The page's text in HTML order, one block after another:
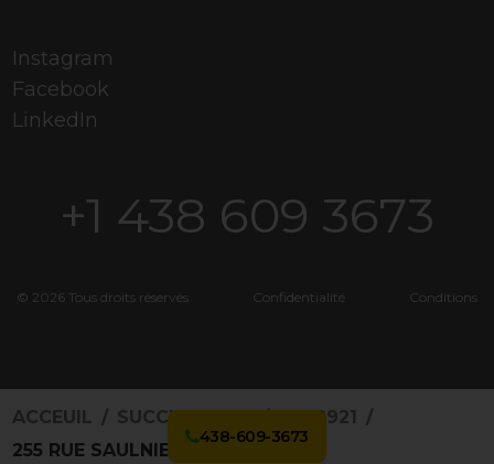
Instagram
Facebook
LinkedIn
+1 438 609 3673
© 2026 Tous droits réservés Confidentialité Conditions
438-609-3673
ACCEUIL SUCCURSALES
4862921
255 RUE SAULNIER